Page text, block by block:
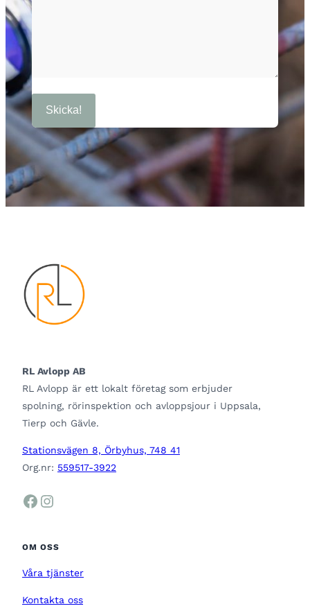
RL Avlopp AB
RL Avlopp är ett lokalt företag som erbjuder
spolning, rörinspektion och avloppsjour i Uppsala,
Tierp och Gävle.
Stationsvägen 8, Örbyhus, 748 41
Org.nr: 559517-3922
Facebook Instagram
OM OSS
Våra tjänster
Kontakta oss